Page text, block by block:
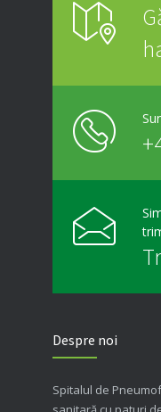
Despre noi
Spitalul de